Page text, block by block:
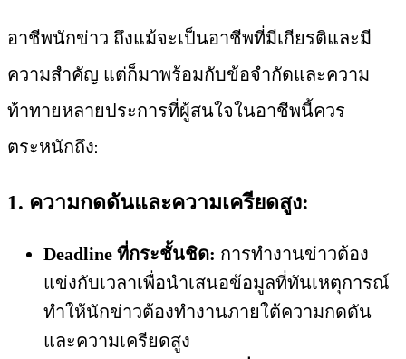
อาชีพนักข่าว ถึงแม้จะเป็นอาชีพที่มีเกียรติและมี
ความสำคัญ แต่ก็มาพร้อมกับข้อจำกัดและความ
ท้าทายหลายประการที่ผู้สนใจในอาชีพนี้ควร
ตระหนักถึง:
1. ความกดดันและความเครียดสูง:
Deadline ที่กระชั้นชิด: การทำงานข่าวต้อง
แข่งกับเวลาเพื่อนำเสนอข้อมูลที่ทันเหตุการณ์
ทำให้นักข่าวต้องทำงานภายใต้ความกดดัน
และความเครียดสูง